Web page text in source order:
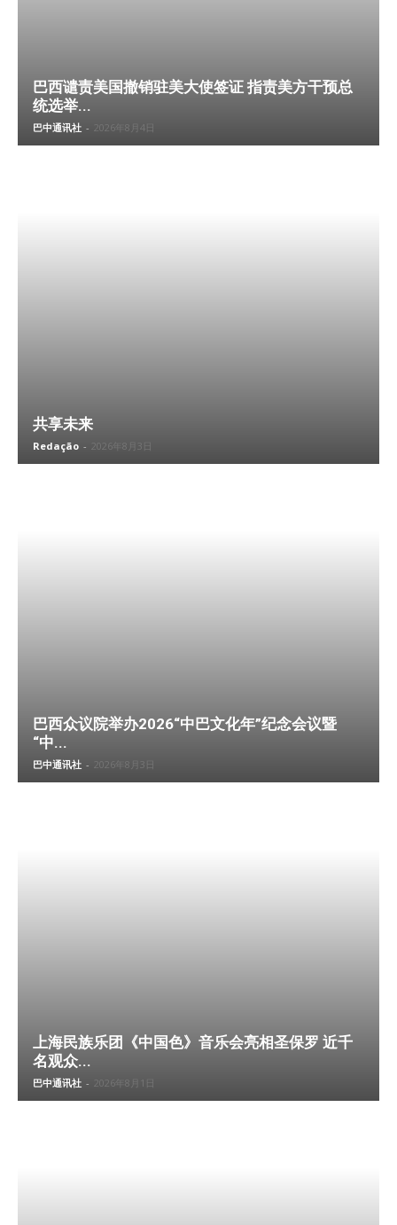
巴西谴责美国撤销驻美大使签证 指责美方干预总
统选举...
巴中通讯社 - 2026年8月4日
共享未来
Redação - 2026年8月3日
巴西众议院举办2026“中巴文化年”纪念会议暨
“中...
巴中通讯社 - 2026年8月3日
上海民族乐团《中国色》音乐会亮相圣保罗 近千
名观众...
巴中通讯社 - 2026年8月1日